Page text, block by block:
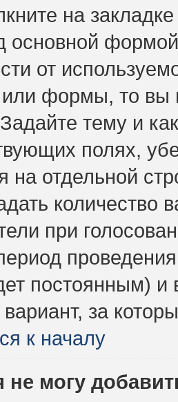
на
основной
от
или формы, то вы
тему и
полях,
на отдельной
количество
при
постоянным) и
за
к началу
не могу